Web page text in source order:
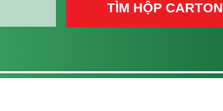
TÌM HỘP CARTON